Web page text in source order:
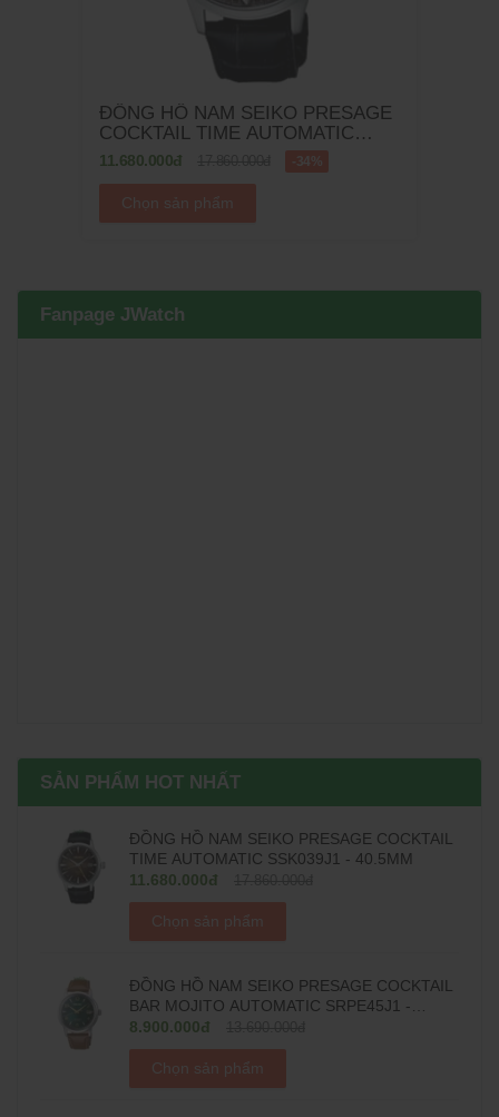
ĐỒNG HỒ NAM SEIKO PRESAGE
COCKTAIL TIME AUTOMATIC
SSK039J1 - 40.5MM
11.680.000đ -34%
Chọn sản phẩm
Fanpage JWatch
SẢN PHẨM HOT NHẤT
ĐỒNG HỒ NAM SEIKO PRESAGE COCKTAIL
TIME AUTOMATIC SSK039J1 - 40.5MM
11.680.000đ
Chọn sản phẩm
ĐỒNG HỒ NAM SEIKO PRESAGE COCKTAIL
BAR MOJITO AUTOMATIC SRPE45J1 -
38.5MM
8.900.000đ
Chọn sản phẩm